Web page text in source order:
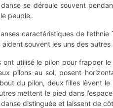
se déroule souvent
peuple.
caractéristiques de
aident souvent les uns des
ont utilisé le pilon pour frapper
pilons au sol, posent
du pilon, deux filles lèvent
mettent le pied dans
distinguée et laissent de